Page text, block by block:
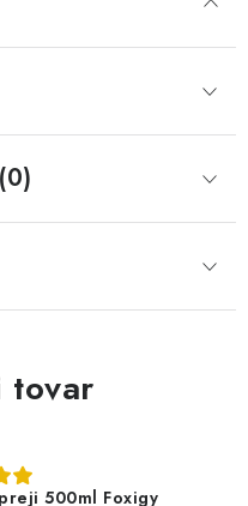
tovar
500ml Foxigy